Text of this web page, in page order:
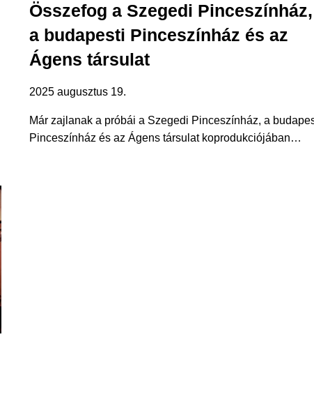
Összefog a Szegedi Pinceszínház,
a budapesti Pinceszínház és az
Ágens társulat
2025 augusztus 19.
Már zajlanak a próbái a Szegedi Pinceszínház, a
Pinceszínház és az Ágens társulat koprodukciójában…